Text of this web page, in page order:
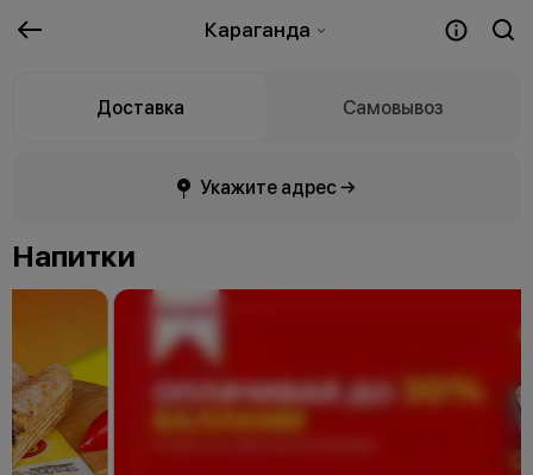
Караганда
Доставка Самовывоз
Укажите адрес →
Напитки